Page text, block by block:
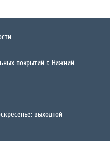
покрытий г. Нижний
выходной